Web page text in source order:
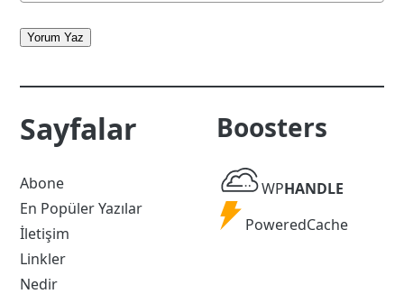
Yorum Yaz
Sayfalar
Abone
En Popüler Yazılar
İletişim
Linkler
Nedir
Boosters
WP
Handle
WPHANDLE
Powered
PoweredCache